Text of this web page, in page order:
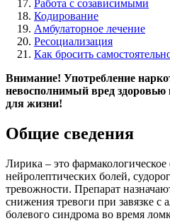
Работа с созависимыми
Кодирование
Амбулаторное лечение
Ресоциализация
Как бросить
Внимание! Употребление
невосполнимый вред здоровью
для жизни!
Общие сведения
Лирика – это фармакологическое
нейролептических болей,
тревожности. Препарат
снижения тревоги при завязке с
болевого синдрома во время